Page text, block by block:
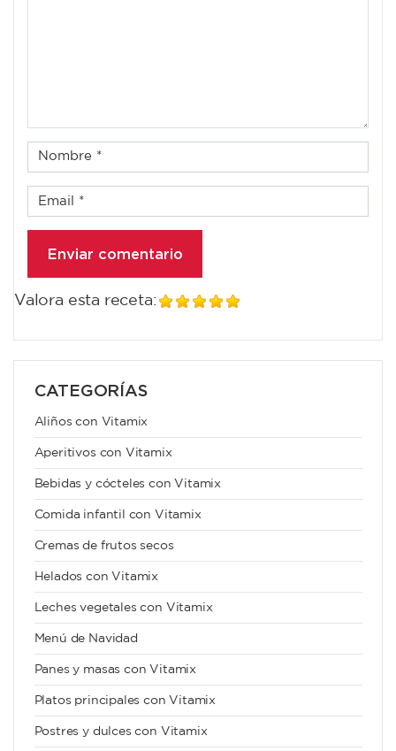
Valora esta receta:
CATEGORÍAS
Aliños con Vitamix
Aperitivos con Vitamix
Bebidas y cócteles con Vitamix
Comida infantil con Vitamix
Cremas de frutos secos
Helados con Vitamix
Leches vegetales con Vitamix
Menú de Navidad
Panes y masas con Vitamix
Platos principales con Vitamix
Postres y dulces con Vitamix